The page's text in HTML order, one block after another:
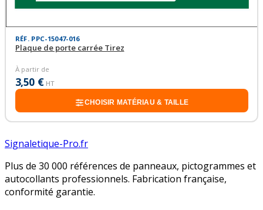
RÉF. PPC-15047-016
Plaque de porte carrée Tirez
À partir de
3,50 € HT
CHOISIR MATÉRIAU & TAILLE
Signaletique-Pro.fr
Plus de 30 000 références de panneaux, pictogrammes et
autocollants professionnels. Fabrication française,
conformité garantie.